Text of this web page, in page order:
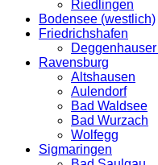
Riedlingen
Bodensee (westlich)
Friedrichshafen
Deggenhauser
Ravensburg
Altshausen
Aulendorf
Bad Waldsee
Bad Wurzach
Wolfegg
Sigmaringen